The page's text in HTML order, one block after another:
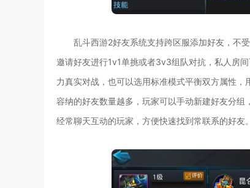
乱斗西游2好友系统支持跨区服添加好友，不
邀请好友进行1v1单挑或者3v3组队对抗，私人房
力真实对战，也可以选用标准模式平衡双方属性
容纳的好友数量越多，玩家可以手动新建好友分
经常聊天互动的玩家，方便快速找到常联系的好友。